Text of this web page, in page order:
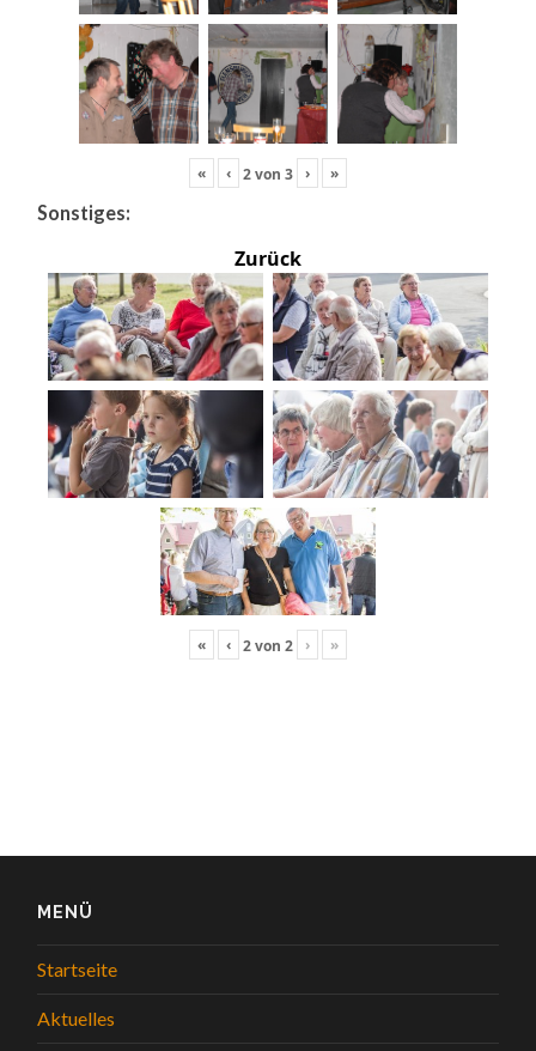
« ‹ 2von 3 › »
Sonstiges:
Zurück
« ‹ 2von 2 › »
MENÜ
Startseite
Aktuelles